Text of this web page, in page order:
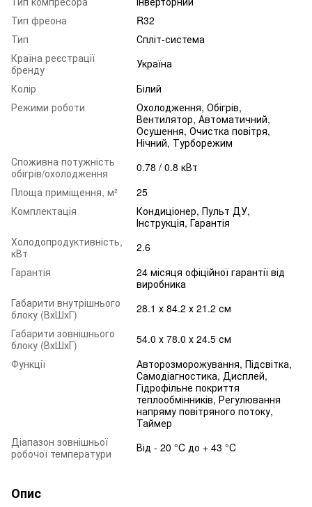
Тип фреона
R32
Тип
Спліт-система
Країна реєстрації
бренду
Україна
Колір
Білий
Режими роботи
Охолодження, Обігрів,
Вентилятор, Автоматичний,
Осушення, Очистка повітря,
Нічний, Турборежим
Споживна потужність
обігрів/охолодження
0.78 / 0.8 кВт
Площа приміщення, м²
25
Комплектація
Кондиціонер, Пульт ДУ,
Інструкція, Гарантія
Холодопродуктивність,
кВт
2.6
Гарантія
24 місяця офіційної гарантії від
виробника
Габарити внутрішнього
блоку (ВхШхГ)
28.1 х 84.2 х 21.2 см
Габарити зовнішнього
блоку (ВхШхГ)
54.0 х 78.0 х 24.5 см
Функції
Авторозморожування, Підсвітка,
Самодіагностика, Дисплей,
Гідрофільне покриття
теплообмінників, Регулювання
напряму повітряного потоку,
Таймер
Діапазон зовнішньої
робочої температури
Від - 20 °C до + 43 °C
Опис